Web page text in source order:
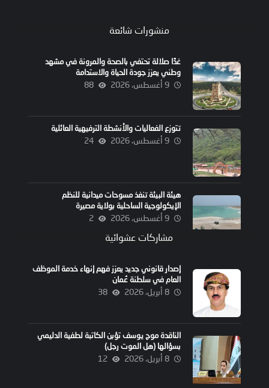
منشورات شائعة
غدًا صلالة تحتفي بالصحة والمرونة في مشهد
وطني يعزز جودة الحياة والاستدامة
9 أغسطس، 2026 88
تتوزع الفعاليات والأنشطة الترفيهية العائلية
9 أغسطس، 2026 24
هيئة البيئة تنفذ مسوحات ميدانية للنظم
الإيكولوجية الساحلية بولاية مصيرة
9 أغسطس، 2026 2
مشاركات عشوائية
إصدار قانوني جديد يعزز فهم إنهاء خدمة الموظف
العام في سلطنة عُمان
8 أبريل، 2026 38
الناقدة موج يوسف تؤبن الكاتبة لطفية الدليمي
بسؤالها (هل الموت رجل)
8 أبريل، 2026 12